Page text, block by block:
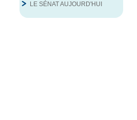
LE SÉNAT AUJOURD'HUI